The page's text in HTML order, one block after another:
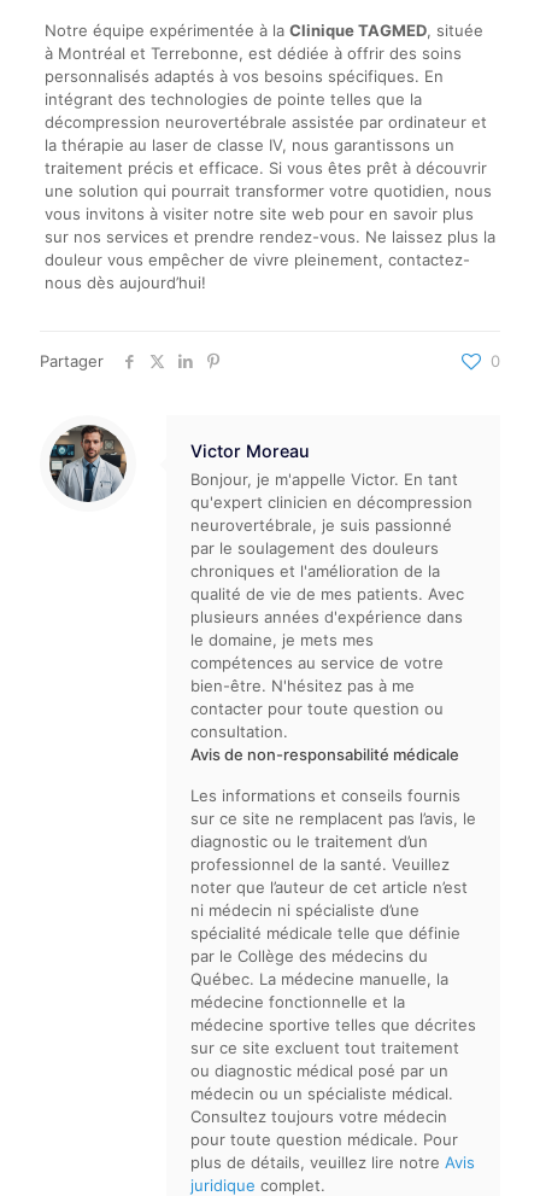
Notre équipe expérimentée à la Clinique TAGMED, située
à Montréal et Terrebonne, est dédiée à offrir des soins
personnalisés adaptés à vos besoins spécifiques. En
intégrant des technologies de pointe telles que la
décompression neurovertébrale assistée par ordinateur et
la thérapie au laser de classe IV, nous garantissons un
traitement précis et efficace. Si vous êtes prêt à découvrir
une solution qui pourrait transformer votre quotidien, nous
vous invitons à visiter notre site web pour en savoir plus
sur nos services et prendre rendez-vous. Ne laissez plus la
douleur vous empêcher de vivre pleinement, contactez-
nous dès aujourd’hui!
Partager 0
Victor Moreau
Bonjour, je m'appelle Victor. En tant
qu'expert clinicien en décompression
neurovertébrale, je suis passionné
par le soulagement des douleurs
chroniques et l'amélioration de la
qualité de vie de mes patients. Avec
plusieurs années d'expérience dans
le domaine, je mets mes
compétences au service de votre
bien-être. N'hésitez pas à me
contacter pour toute question ou
consultation.
Avis de non-responsabilité médicale
Les informations et conseils fournis
sur ce site ne remplacent pas l’avis, le
diagnostic ou le traitement d’un
professionnel de la santé. Veuillez
noter que l’auteur de cet article n’est
ni médecin ni spécialiste d’une
spécialité médicale telle que définie
par le Collège des médecins du
Québec. La médecine manuelle, la
médecine fonctionnelle et la
médecine sportive telles que décrites
sur ce site excluent tout traitement
ou diagnostic médical posé par un
médecin ou un spécialiste médical.
Consultez toujours votre médecin
pour toute question médicale. Pour
plus de détails, veuillez lire notre Avis
juridique complet.